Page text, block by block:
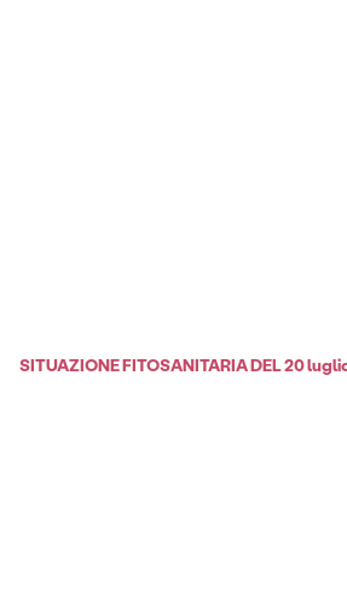
SITUAZIONE FITOSANITARIA DEL 20